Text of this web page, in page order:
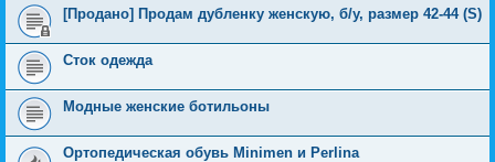
[Продано] Продам дубленку женскую, б/у, размер 42-44 (S)
Сток одежда
Модные женские ботильоны
Ортопедическая обувь Minimen и Perlina